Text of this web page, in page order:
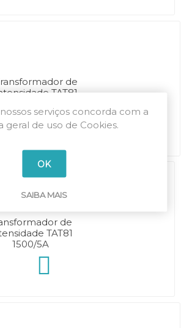
de
TAT81
de
TAT81
1500/5A
serviços concorda com a
geral de uso de Cookies.
OK
SAIBA MAIS